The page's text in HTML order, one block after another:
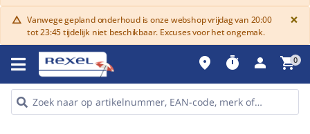
warning Vanwege gepland onderhoud is onze webshop vrijdag van 20:00
tot 23:45 tijdelijk niet beschikbaar. Excuses voor het ongemak.
×
place timer person shopping_cart0